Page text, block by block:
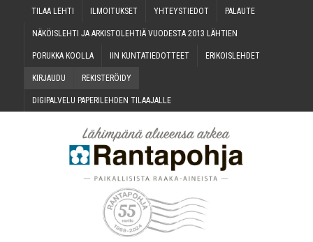
TILAA LEH­TI ILMOI­TUK­SET YHTEYS­TIE­DOT PALAU­TE
NÄKÖIS­LEH­TI JA ARKIS­TO­LEH­TIÄ VUO­DES­TA 2013 LÄHTIEN
PORUK­KA KOOLLA IIN KUN­TA­TIE­DOT­TEET ERI­KOIS­LEH­DET
KIR­JAU­DU REKIS­TE­RÖI­DY
DIGI­PAL­VE­LU PAPE­RI­LEH­DEN TILAAJALLE